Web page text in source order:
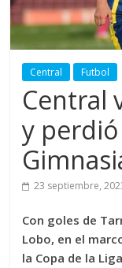
Central Futbol
Central
y perdió
23 septiembre,
Con goles de
Lobo, en el
la Copa de la